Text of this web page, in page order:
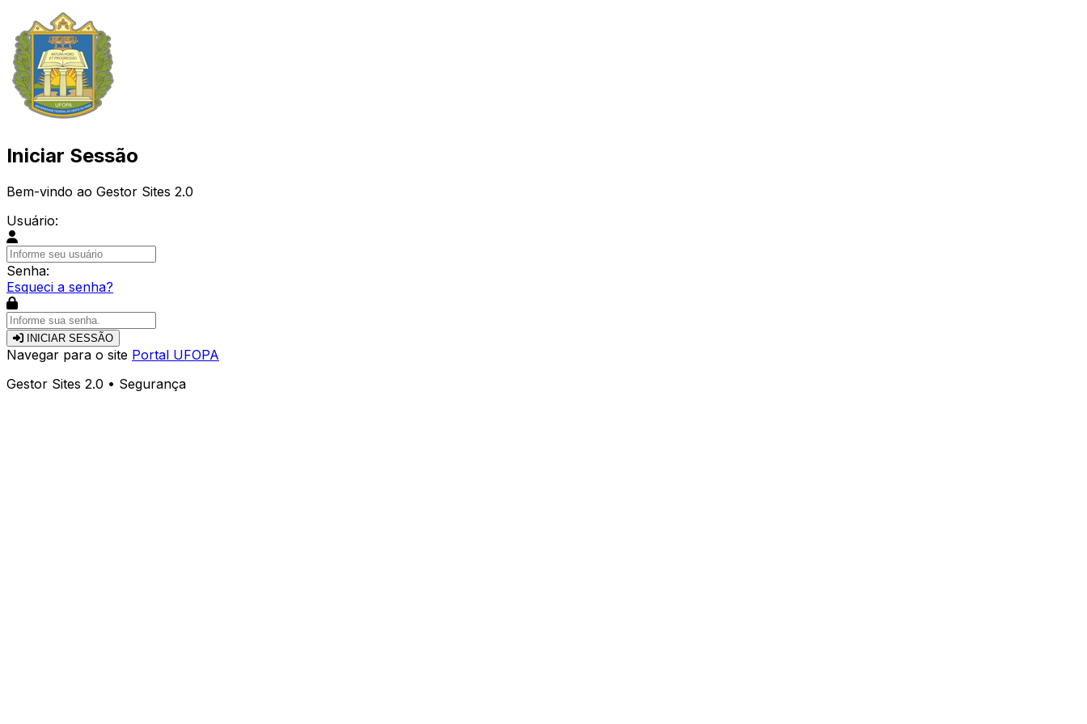
Iniciar Sessão
Bem-vindo ao Gestor Sites 2.0
Usuário:
Senha:
Esqueci a senha?
INICIAR SESSÃO
Navegar para o site Portal UFOPA
Gestor Sites 2.0 • Segurança